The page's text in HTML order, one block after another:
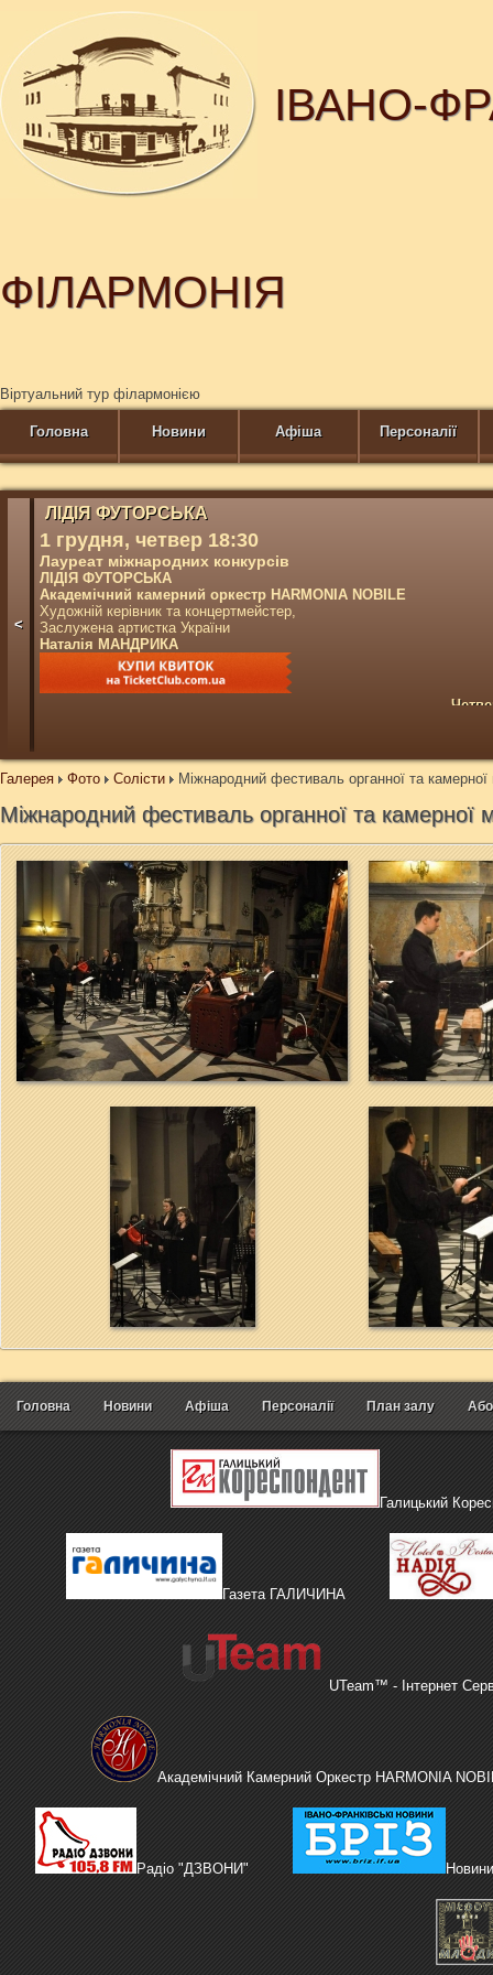
ІВАНО-
ФІЛАРМОНІЯ
Віртуальний тур філармонією
Головна Новини Афіша Персоналії
<
ЛІДІЯ ФУТОРСЬКА
1 грудня, четвер 18:30
Лауреат міжнародних конкурсів
ЛІДІЯ ФУТОРСЬКА
Академічний камерний оркестр HARMONIA NOBILE
Художній керівник та концертмейстер,
Заслужена артистка України
Наталія МАНДРИКА
Галерея Фото Солісти Міжнародний фестиваль органної та
Міжнародний фестиваль органної та камерної
Головна Новини Афіша Персоналії План залу
Галицький
Газета ГАЛИЧИНА
UTeam™ - Інтернет
Академічний Камерний Оркестр HARMONIA
Радіо "ДЗВОНИ"